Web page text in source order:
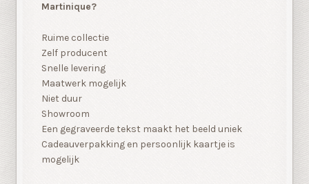
Martinique?
Ruime collectie
Zelf producent
Snelle levering
Maatwerk mogelijk
Niet duur
Showroom
Een gegraveerde tekst maakt het beeld uniek
Cadeauverpakking en persoonlijk kaartje is
mogelijk